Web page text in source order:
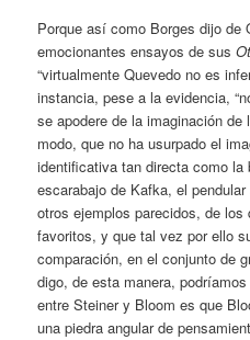
Porque así como Borges dijo de
emocionantes ensayos de sus
“virtualmente Quevedo no es
instancia, pese a la evidencia,
se apodere de la imaginación de
modo, que no ha usurpado el
identificativa tan directa como la
escarabajo de Kafka, el
otros ejemplos parecidos, de
favoritos, y que tal vez por ello
comparación, en el conjunto de
digo, de esta manera,
entre Steiner y Bloom es que
una piedra angular de